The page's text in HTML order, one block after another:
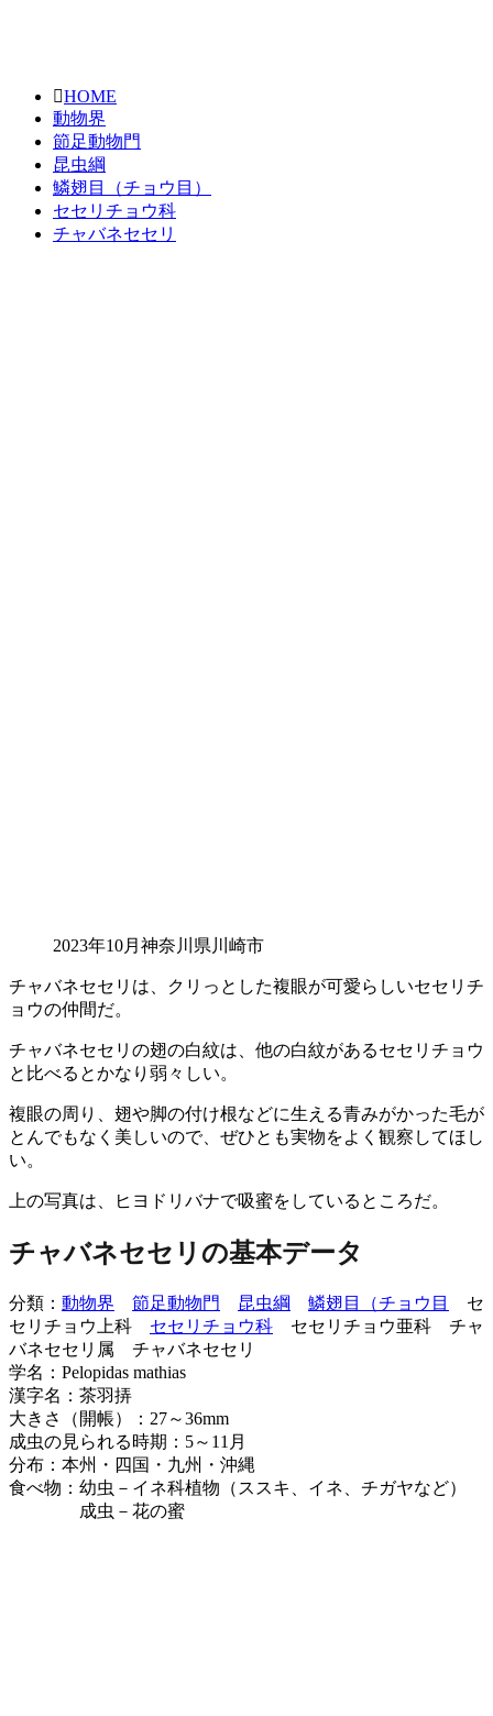
HOME
動物界
節足動物門
昆虫綱
鱗翅目（チョウ目）
セセリチョウ科
チャバネセセリ
2023年10月神奈川県川崎市
チャバネセセリは、クリっとした複眼が可愛らしいセセリチ
ョウの仲間だ。
チャバネセセリの翅の白紋は、他の白紋があるセセリチョウ
と比べるとかなり弱々しい。
複眼の周り、翅や脚の付け根などに生える青みがかった毛が
とんでもなく美しいので、ぜひとも実物をよく観察してほし
い。
上の写真は、ヒヨドリバナで吸蜜をしているところだ。
チャバネセセリの基本データ
分類： 動物界 節足動物門 昆虫綱 鱗翅目（チョウ目
セ
セリチョウ上科 セセリチョウ科 セセリチョウ亜科 チャ
バネセセリ属 チャバネセセリ
学名：Pelopidas mathias
漢字名：茶羽挵
大きさ（開帳）：27～36mm
成虫の見られる時期：5～11月
分布：本州・四国・九州・沖縄
食べ物：幼虫－イネ科植物（ススキ、イネ、チガヤなど）
成虫－花の蜜